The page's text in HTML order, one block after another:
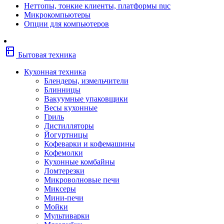
Фены
Щипцы
Электробритвы
Сушильные машины
Морозильные камеры
Плиты
Посудомоечные машины
Водонагреватели
Бойлеры
Встраиваемая техника
комбинированные
Духовые шкафы газовые
Неттопы, тонкие клиенты, платформы nuc
Микрокомпьютеры
Опции для компьютеров
kitchen Бытовая техника
Кухонная техника
Блендеры, измельчители
Блинницы
Вакуумные упаковщики
Весы кухонные
Гриль
Дистилляторы
Йогуртницы
Кофеварки и кофемашины
Кофемолки
Кухонные комбайны
Ломтерезки
Микроволновые печи
Миксеры
Мини-печи
Мойки
Мультиварки